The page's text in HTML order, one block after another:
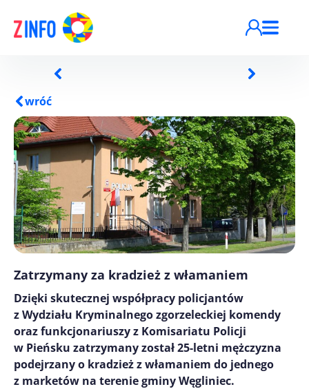
wróć
Zatrzymany za kradzież z włamaniem
Dzięki skutecznej współpracy policjantów
z Wydziału Kryminalnego zgorzeleckiej komendy
oraz funkcjonariuszy z Komisariatu Policji
w Pieńsku zatrzymany został 25-letni mężczyzna
podejrzany o kradzież z włamaniem do jednego
z marketów na terenie gminy Węgliniec.